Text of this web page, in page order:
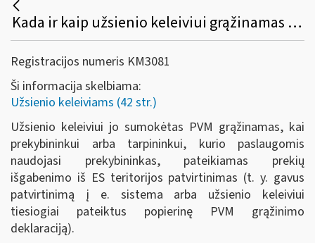
Kada ir kaip užsienio keleiviui grąžinamas sumokėtas PVM?
Registracijos numeris KM3081
Ši informacija skelbiama:
Užsienio keleiviams (42 str.)
Užsienio keleiviui jo sumokėtas PVM grąžinamas, kai
prekybininkui arba tarpininkui, kurio paslaugomis
naudojasi prekybininkas, pateikiamas prekių
išgabenimo iš ES teritorijos patvirtinimas (t. y. gavus
patvirtinimą į e. sistema arba užsienio keleiviui
tiesiogiai pateiktus popierinę PVM grąžinimo
deklaraciją).